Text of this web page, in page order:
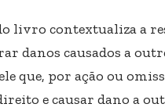
livro contextualiza a
danos causados ​​a
que, por ação ou
e causar dano a